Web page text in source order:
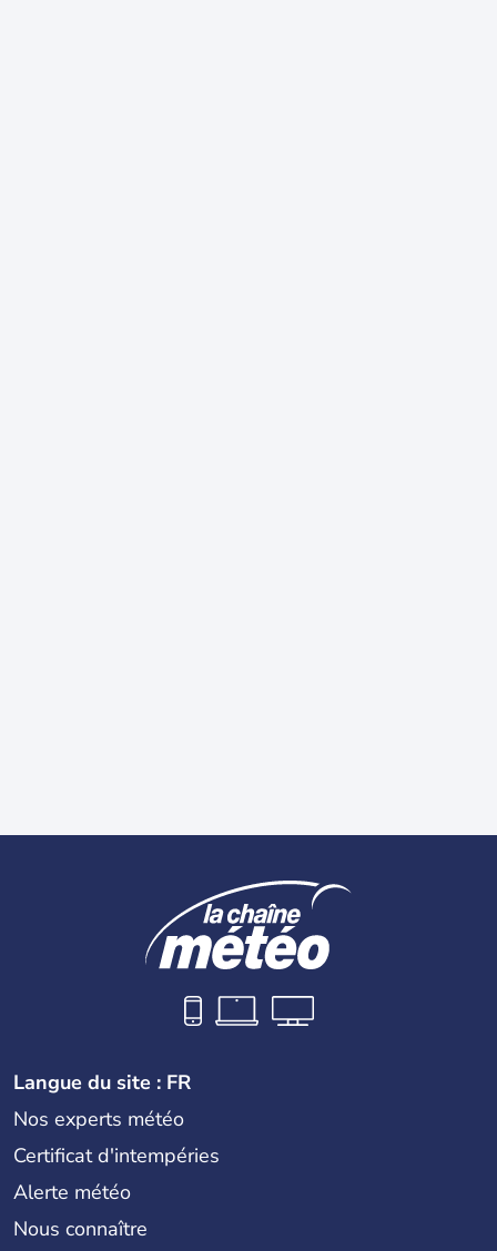
Langue du site : FR
Nos experts météo
Certificat d'intempéries
Alerte météo
Nous connaître